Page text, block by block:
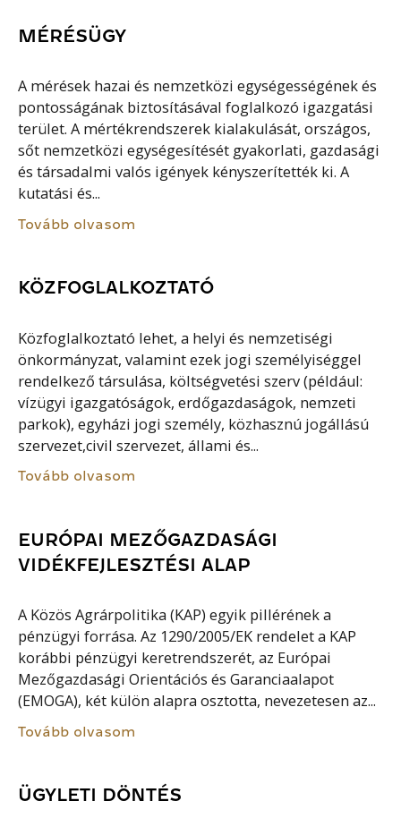
MÉRÉSÜGY
A mérések hazai és nemzetközi egységességének és
pontosságának biztosításával foglalkozó igazgatási
terület. A mértékrendszerek kialakulását, országos,
sőt nemzetközi egységesítését gyakorlati, gazdasági
és társadalmi valós igények kényszerítették ki. A
kutatási és...
Tovább olvasom
KÖZFOGLALKOZTATÓ
Közfoglalkoztató lehet, a helyi és nemzetiségi
önkormányzat, valamint ezek jogi személyiséggel
rendelkező társulása, költségvetési szerv (például:
vízügyi igazgatóságok, erdőgazdaságok, nemzeti
parkok), egyházi jogi személy, közhasznú jogállású
szervezet,civil szervezet, állami és...
Tovább olvasom
EURÓPAI MEZŐGAZDASÁGI
VIDÉKFEJLESZTÉSI ALAP
A Közös Agrárpolitika (KAP) egyik pillérének a
pénzügyi forrása. Az 1290/2005/EK rendelet a KAP
korábbi pénzügyi keretrendszerét, az Európai
Mezőgazdasági Orientációs és Garanciaalapot
(EMOGA), két külön alapra osztotta, nevezetesen az...
Tovább olvasom
ÜGYLETI DÖNTÉS